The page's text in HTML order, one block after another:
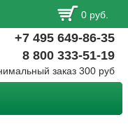
0 руб.
+7 495 649-86-35
8 800 333-51-19
заказ 300 руб